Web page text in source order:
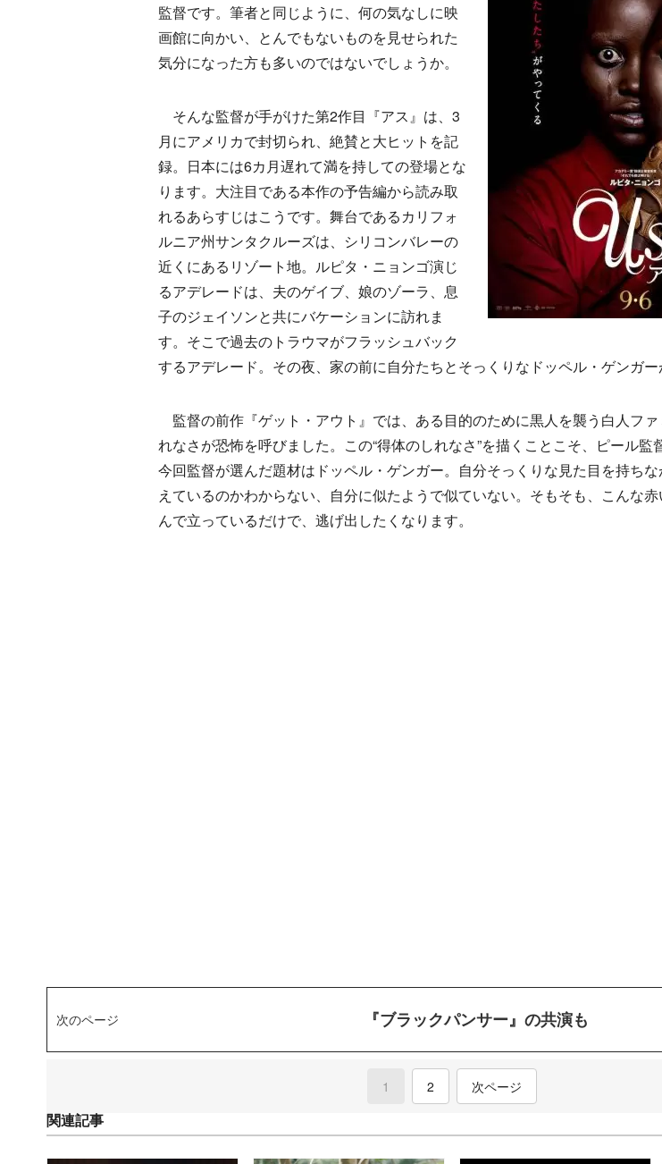
監督です。筆者と同じように、何の気なしに映
画館に向かい、とんでもないものを見せられた
気分になった方も多いのではないでしょうか。
そんな監督が手がけた第2作目『アス』は、3
月にアメリカで封切られ、絶賛と大ヒットを記
録。日本には6カ月遅れて満を持しての登場とな
ります。大注目である本作の予告編から読み取
れるあらすじはこうです。舞台であるカリフォ
ルニア州サンタクルーズは、シリコンバレーの
近くにあるリゾート地。ルピタ・ニョンゴ演じ
るアデレードは、夫のゲイブ、娘のゾーラ、息
子のジェイソンと共にバケーションに訪れま
す。そこで過去のトラウマがフラッシュバック
するアデレード。その夜、家の前に自分たちとそっくりなドッペル・ゲンガー
監督の前作『ゲット・アウト』では、ある目的のために黒人を襲う白人フ
れなさが恐怖を呼びました。この“得体のしれなさ”を描くことこそ、ピール監
今回監督が選んだ題材はドッペル・ゲンガー。自分そっくりな見た目を持ち
えているのかわからない、自分に似たようで似ていない。そもそも、こんな
んで立っているだけで、逃げ出したくなります。
次のページ 『ブラックパンサー』の共演も
1 (current)
2 次ページ
関連記事